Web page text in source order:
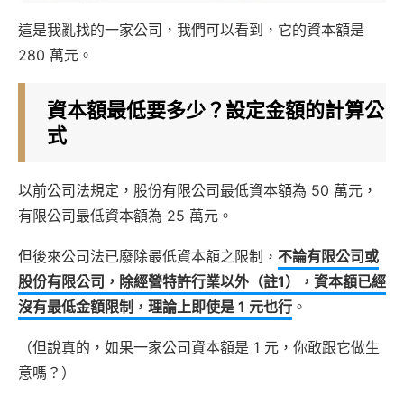
這是我亂找的一家公司，我們可以看到，它的資本額是
280 萬元。
資本額最低要多少？設定金額的計算公
式
以前公司法規定，股份有限公司最低資本額為 50 萬元，
有限公司最低資本額為 25 萬元。
但後來公司法已廢除最低資本額之限制， 不論有限公司或
股份有限公司，除經營特許行業以外（註1），資本額已經
沒有最低金額限制，理論上即使是 1 元也行 。
（但說真的，如果一家公司資本額是 1 元，你敢跟它做生
意嗎？）